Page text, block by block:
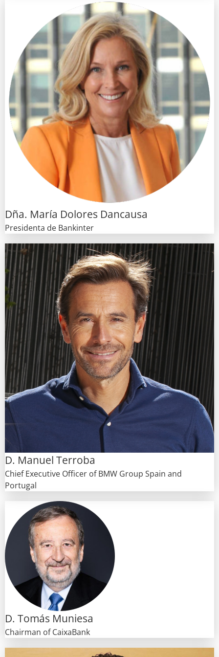
Dña. María Dolores Dancausa
Presidenta de Bankinter
D. Manuel Terroba
Chief Executive Officer of BMW Group Spain and
Portugal
D. Tomás Muniesa
Chairman of CaixaBank